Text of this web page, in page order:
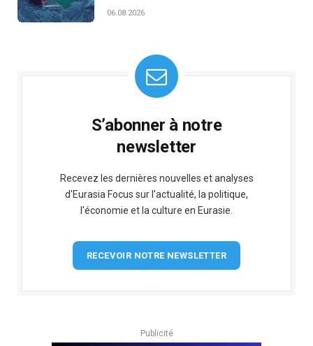
06.08.2026
S’abonner à notre
newsletter
Recevez les dernières nouvelles et analyses
d'Eurasia Focus sur l'actualité, la politique,
l'économie et la culture en Eurasie.
RECEVOIR NOTRE NEWSLETTER
Publicité